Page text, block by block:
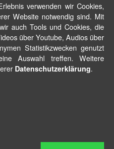
verwenden wir Cookies,
Website notwendig sind. Mit
auch Tools und Cookies, die
über Youtube, Audios über
Statistikzwecken genutzt
Auswahl treffen. Weitere
Datenschutzerklärung.